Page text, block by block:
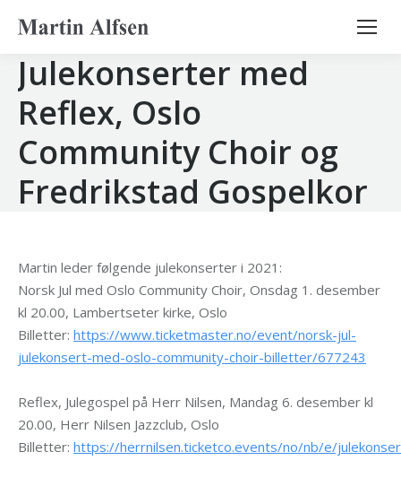
Search:
Julekonserter med
Reflex, Oslo
Community Choir og
Fredrikstad Gospelkor
Martin leder følgende julekonserter i 2021:
Norsk Jul med Oslo Community Choir, Onsdag 1. desember
kl 20.00, Lambertseter kirke, Oslo
Billetter: https://www.ticketmaster.no/event/norsk-jul-
julekonsert-med-oslo-community-choir-billetter/677243
Reflex, Julegospel på Herr Nilsen, Mandag 6. desember kl
20.00, Herr Nilsen Jazzclub, Oslo
Billetter: https://herrnilsen.ticketco.events/no/nb/e/